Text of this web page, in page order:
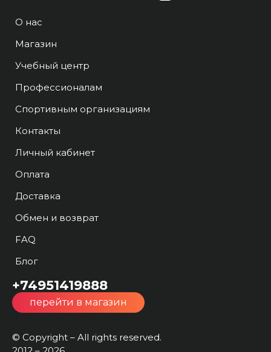
О нас
Магазин
Учебный центр
Профессионалам
Спортивным организациям
Контакты
Личный кабинет
Оплата
Доставка
Обмен и возврат
FAQ
Блог
+74951419888
перейти в магазин
© Copyright – All rights reserved.